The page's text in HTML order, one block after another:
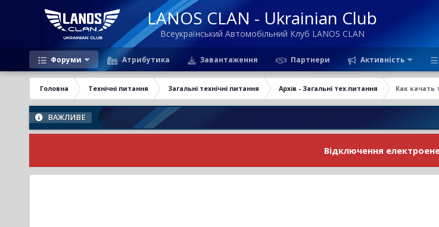
LANOS CLAN - Ukrainian Club
Всеукраїнський Автомобільний Клуб LANOS CLAN
Форуми Атрибутика Завантаження Партнери Активність
Головна Технічні питання Загальні технічні питання Архів - Загальні тех.питання Как качать
ВАЖЛИВЕ
Відключення